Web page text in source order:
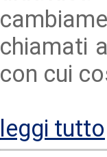
chiamati
con cui
leggi tutto